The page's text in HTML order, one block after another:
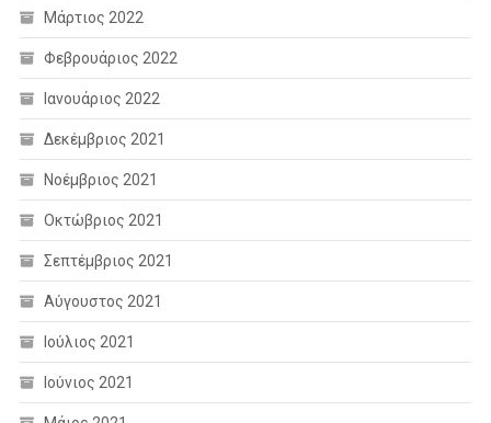
Μάρτιος 2022
Φεβρουάριος 2022
Ιανουάριος 2022
Δεκέμβριος 2021
Νοέμβριος 2021
Οκτώβριος 2021
Σεπτέμβριος 2021
Αύγουστος 2021
Ιούλιος 2021
Ιούνιος 2021